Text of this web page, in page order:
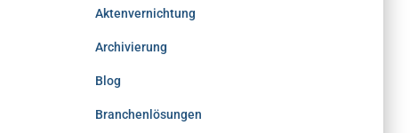
Aktenvernichtung
Archivierung
Blog
Branchenlösungen